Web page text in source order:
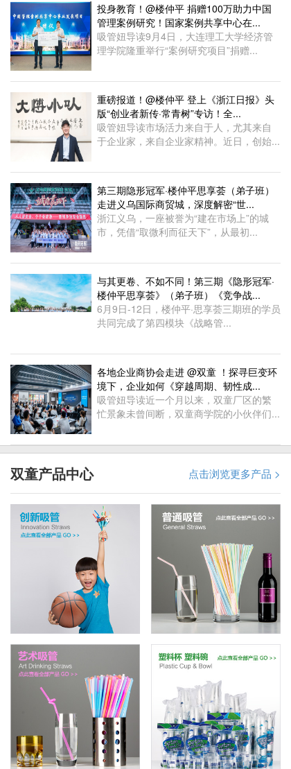
投身教育！@楼仲平 捐赠100万助力中国
管理案例研究！国家案例共享中心在...
吸管妞导读9月4日，大连理工大学经济管
理学院隆重举行“案例研究项目”捐赠...
重磅报道！@楼仲平 登上《浙江日报》头
版“创业者新传·常青树”专访！全...
吸管妞导读市场活力来自于人，尤其来自
于企业家，来自企业家精神。近日，创始...
第三期隐形冠军·楼仲平思享荟（弟子班）
走进义乌国际商贸城，深度解密“世...
浙江义乌，一座被誉为“建在市场上”的城
市，凭借“取微利而征天下”，从最初...
与其更卷、不如不同！第三期《隐形冠军·
楼仲平思享荟》（弟子班）《竞争战...
6月9日-12日，楼仲平·思享荟三期班的学员
共同完成了第四模块《战略管...
各地企业商协会走进 @双童 ！探寻巨变环
境下，企业如何《穿越周期、韧性成...
吸管妞导读近一个月以来，双童厂区的繁
忙景象未曾间断，双童商学院的小伙伴们...
双童产品中心 点击浏览更多产品 >